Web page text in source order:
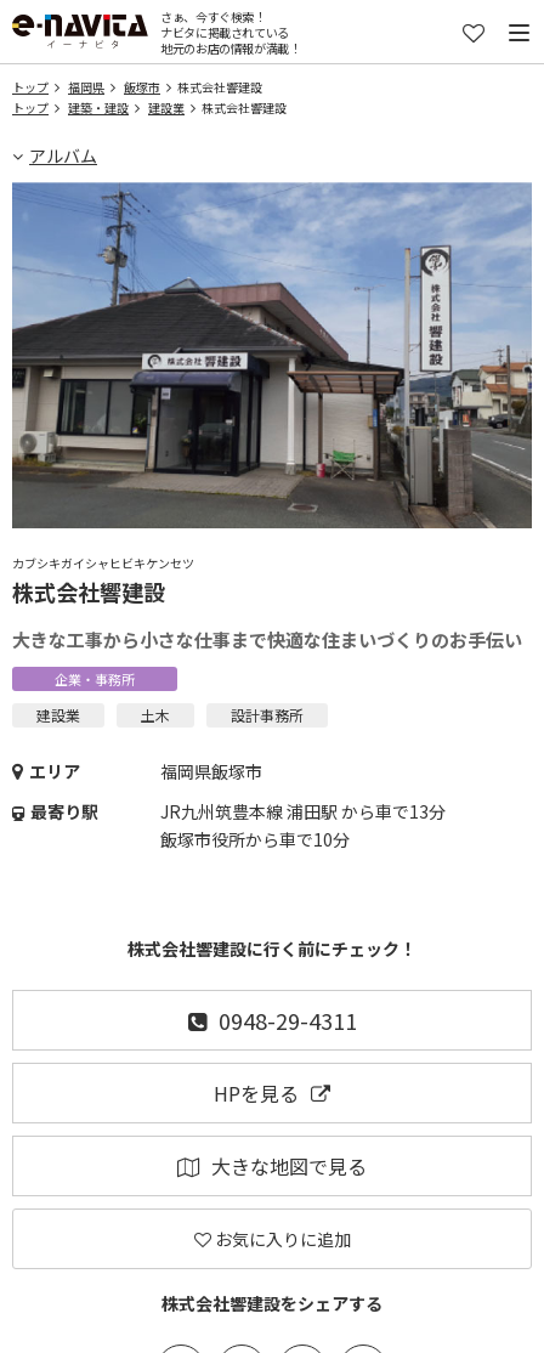
さぁ、今すぐ検索！
ナビタに掲載されている
地元のお店の情報が満載！
トップ 福岡県 飯塚市
株式会社響建設
トップ
建築・建設 建設業 株式会社響建設
アルバム
カブシキガイシャヒビキケンセツ
株式会社響建設
大きな工事から小さな仕事まで快適な住まいづくりのお手伝い
企業・事務所
建設業 土木 設計事務所
エリア
福岡県飯塚市
最寄り駅
JR九州筑豊本線 浦田駅 から車で13分
飯塚市役所から車で10分
株式会社響建設に行く前にチェック！
0948-29-4311
HPを見る
大きな地図で見る
お気に入りに追加
株式会社響建設をシェアする